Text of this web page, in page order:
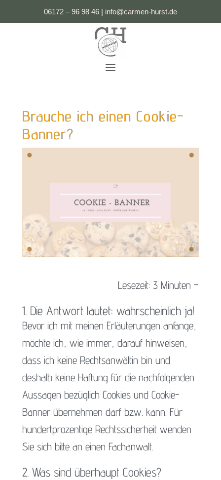
06172 – 96 98 46 | info@carmen-hurst.de
Brauche ich einen Cookie-
Banner?
Lesezeit: 3 Minuten –
1. Die Antwort lautet: wahrscheinlich ja!
Bevor ich mit meinen Erläuterungen anfange,
möchte ich, wie immer, darauf hinweisen,
dass ich keine Rechtsanwältin bin und
deshalb keine Haftung für die nachfolgenden
Aussagen bezüglich Cookies und Cookie-
Banner übernehmen darf bzw. kann. Für
hundertprozentige Rechtssicherheit wenden
Sie sich bitte an einen Fachanwalt.
2. Was sind überhaupt Cookies?